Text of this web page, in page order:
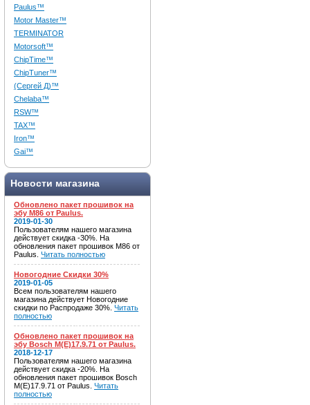
Paulus™
Motor Master™
TERMINATOR
Motorsoft™
ChipTime™
ChipTuner™
(Сергей Д)™
Chelaba™
RSW™
TAX™
Iron™
Gai™
Новости магазина
Обновлено пакет прошивок на
эбу M86 от Paulus.
2019-01-30
Пользователям нашего магазина
действует скидка -30%. На
обновления пакет прошивок M86 от
Paulus. Читать полностью
Новогодние Скидки 30%
2019-01-05
Всем пользователям нашего
магазина действует Новогодние
скидки по Распродаже 30%. Читать
полностью
Обновлено пакет прошивок на
эбу Bosch M(E)17.9.71 от Paulus.
2018-12-17
Пользователям нашего магазина
действует скидка -20%. На
обновления пакет прошивок Bosch
M(E)17.9.71 от Paulus. Читать
полностью